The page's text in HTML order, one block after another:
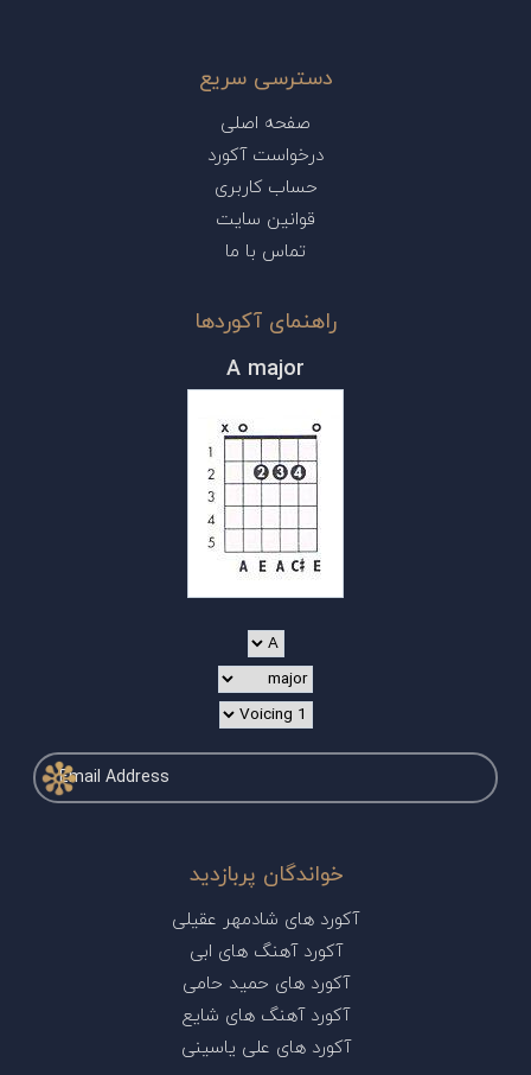
دسترسی سریع
صفحه اصلی
درخواست آکورد
حساب کاربری
قوانین سایت
تماس با ما
راهنمای آکوردها
A major
خواندگان پربازدید
آکورد های شادمهر عقیلی
آکورد آهنگ های ابی
آکورد های حمید حامی
آکورد آهنگ های شایع
آکورد های علی یاسینی